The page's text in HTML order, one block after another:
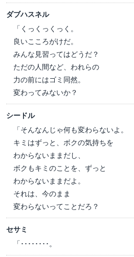
ダブハスネル
「くっくっくっく。
良いこころがけだ。
みんな見習ってはどうだ？
ただの人間など、われらの
力の前にはゴミ同然。
変わってみないか？
シードル
「そんなんじゃ何も変わらないよ。
キミはずっと、ボクの気持ちを
わからないままだし、
ボクもキミのことを、ずっと
わからないままだよ。
それは、今のまま
変わらないってことだろ？
セサミ
「････････。